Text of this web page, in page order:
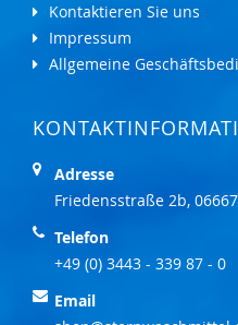
Kontaktieren Sie uns
Impressum
Allgemeine
Adresse
Friedensstraße 2b,
Telefon
+49 (0) 3443 - 339 87 - 0
Email